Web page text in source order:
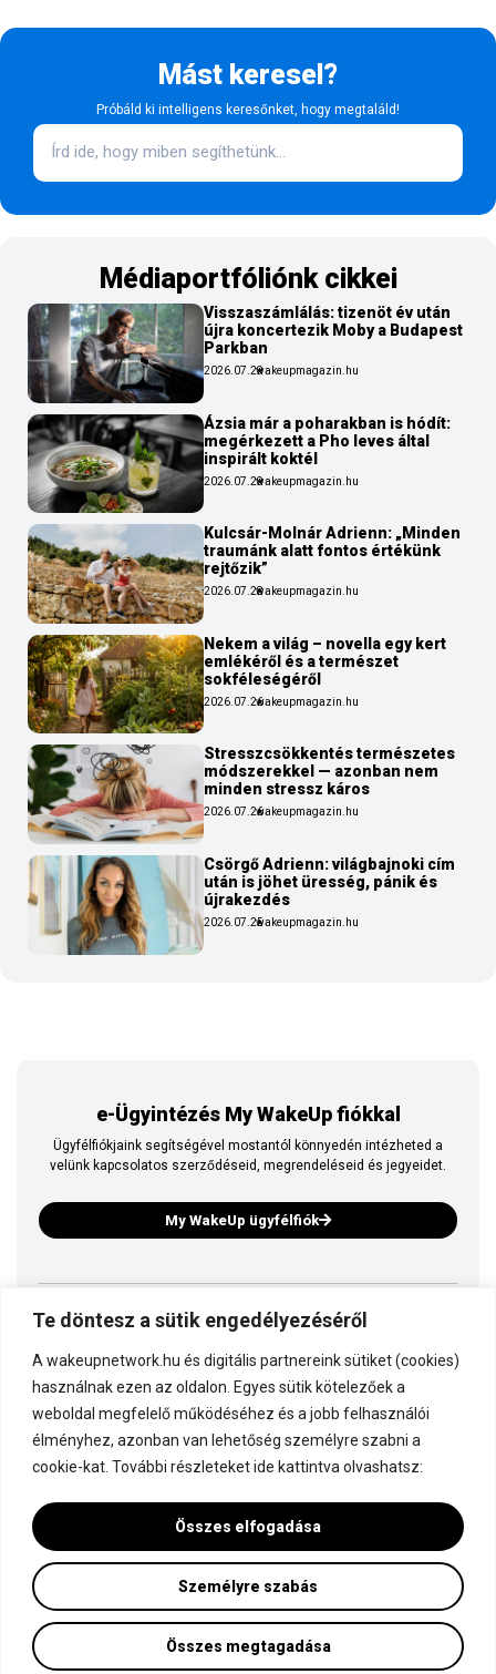
Te döntesz a sütik engedélyezéséről
A wakeupnetwork.hu és digitális partnereink sütiket (cookies)
használnak ezen az oldalon. Egyes sütik kötelezőek a
weboldal megfelelő működéséhez és a jobb felhasználói
élményhez, azonban van lehetőség személyre szabni a
cookie-kat. További részleteket ide kattintva olvashatsz:
Személyre szabás
Összes megtagadása
Összes elfogadása
Mást keresel?
Próbáld ki intelligens keresőnket, hogy megtaláld!
Médiaportfóliónk cikkei
Visszaszámlálás: tizenöt év után
újra koncertezik Moby a Budapest
Parkban
2026.07.29wakeupmagazin.hu
Ázsia már a poharakban is hódít:
megérkezett a Pho leves által
inspirált koktél
2026.07.29wakeupmagazin.hu
Kulcsár-Molnár Adrienn: „Minden
traumánk alatt fontos értékünk
rejtőzik”
2026.07.28wakeupmagazin.hu
Nekem a világ – novella egy kert
emlékéről és a természet
sokféleségéről
2026.07.26wakeupmagazin.hu
Stresszcsökkentés természetes
módszerekkel — azonban nem
minden stressz káros
2026.07.26wakeupmagazin.hu
Csörgő Adrienn: világbajnoki cím
után is jöhet üresség, pánik és
újrakezdés
2026.07.25wakeupmagazin.hu
e-Ügyintézés My WakeUp fiókkal
Ügyfélfiókjaink segítségével mostantól könnyedén intézheted a
velünk kapcsolatos szerződéseid, megrendeléseid és jegyeidet.
My WakeUp ügyfélfiók
Ez is a WakeUp
Kapcsolódj a WakeUp-hoz!
Dokumentáció
Adatvédelmi és cookie beállítások
Minden jog fenntartva! © WakeUp Network 2015-2026 by Marczinka Mátyás